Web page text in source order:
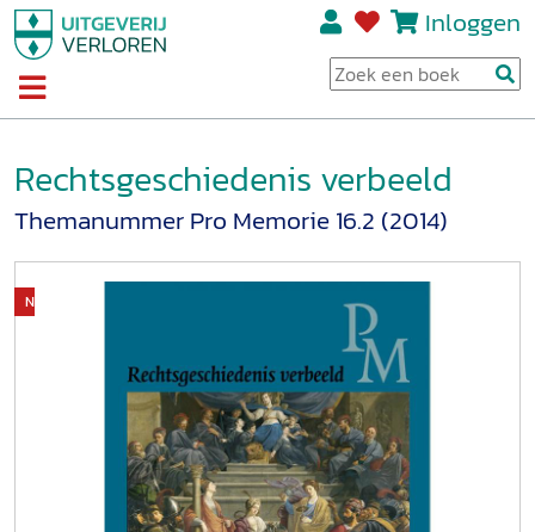
Inloggen
Rechtsgeschiedenis verbeeld
Themanummer Pro Memorie 16.2 (2014)
Niet op voorraad